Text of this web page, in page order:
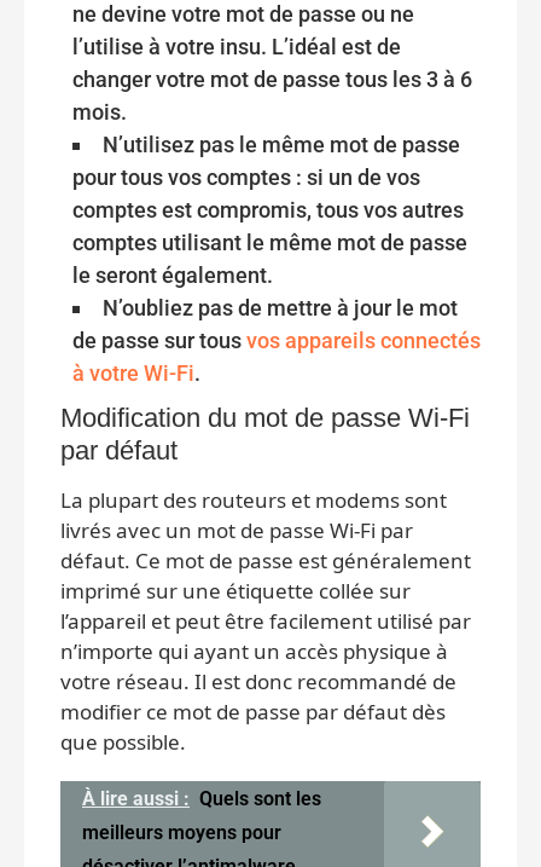
ne devine votre mot de passe ou ne
l’utilise à votre insu. L’idéal est de
changer votre mot de passe tous les 3 à 6
mois.
N’utilisez pas le même mot de passe
pour tous vos comptes : si un de vos
comptes est compromis, tous vos autres
comptes utilisant le même mot de passe
le seront également.
N’oubliez pas de mettre à jour le mot
de passe sur tousvos appareils connectés
à votre Wi-Fi.
Modification du mot de passe Wi-Fi
par défaut
La plupart des routeurs et modems sont
livrés avec un mot de passe Wi-Fi par
défaut. Ce mot de passe est généralement
imprimé sur une étiquette collée sur
l’appareil et peut être facilement utilisé par
n’importe qui ayant un accès physique à
votre réseau. Il est donc recommandé de
modifier ce mot de passe par défaut dès
que possible.
À lire aussi : Quels sont les
meilleurs moyens pour